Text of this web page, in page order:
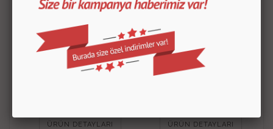
Kuş Kurabiye Kalıbı
ÜRÜN DETAYLARI
Papyon Kurabiye Kalıbı
ÜRÜN DETAYLARI